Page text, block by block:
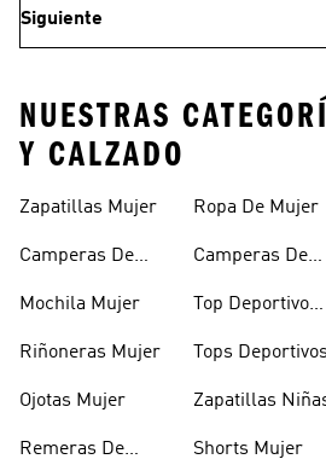
Siguiente
NUESTRAS
Y CALZADO
Zapatillas Mujer
Camperas De
Mochila Mujer
Riñoneras Mujer
Ojotas Mujer
Remeras De
Ropa De Mujer
Camperas De
Top Deportivo
Tops Deportivos
Zapatillas
Shorts Mujer